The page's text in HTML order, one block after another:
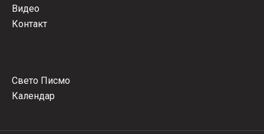
Видео
Контакт
Свето Писмо
Календар